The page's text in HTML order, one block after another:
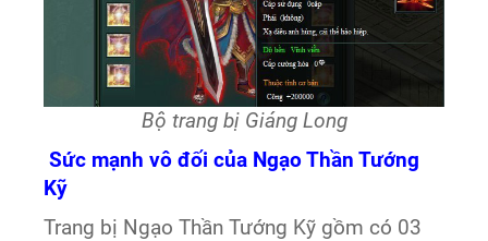
Bộ trang bị Giáng Long
Sức mạnh vô đối của Ngạo Thần Tướng
Kỹ
Trang bị Ngạo Thần Tướng Kỹ gồm có 03